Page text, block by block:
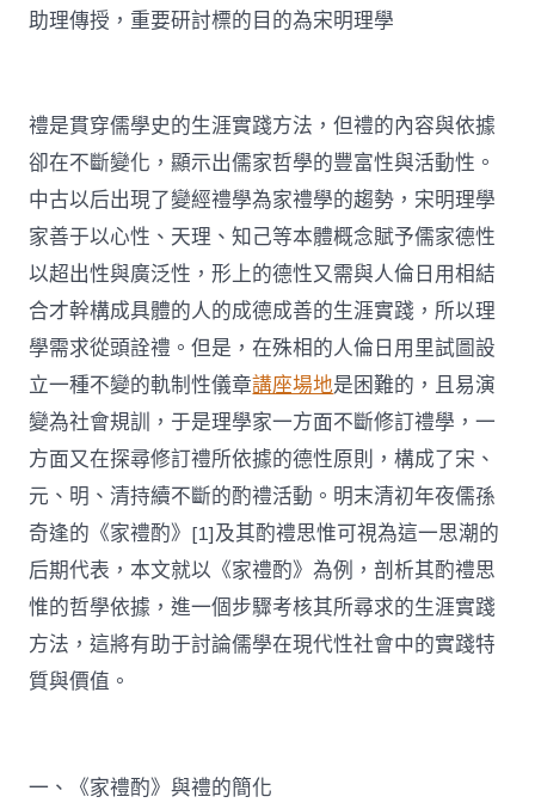
助理傳授，重要研討標的目的為宋明理學
禮是貫穿儒學史的生涯實踐方法，但禮的內容與依據
卻在不斷變化，顯示出儒家哲學的豐富性與活動性。
中古以后出現了變經禮學為家禮學的趨勢，宋明理學
家善于以心性、天理、知己等本體概念賦予儒家德性
以超出性與廣泛性，形上的德性又需與人倫日用相結
合才幹構成具體的人的成德成善的生涯實踐，所以理
學需求從頭詮禮。但是，在殊相的人倫日用里試圖設
立一種不變的軌制性儀章講座場地是困難的，且易演
變為社會規訓，于是理學家一方面不斷修訂禮學，一
方面又在探尋修訂禮所依據的德性原則，構成了宋、
元、明、清持續不斷的酌禮活動。明末清初年夜儒孫
奇逢的《家禮酌》[1]及其酌禮思惟可視為這一思潮的
后期代表，本文就以《家禮酌》為例，剖析其酌禮思
惟的哲學依據，進一個步驟考核其所尋求的生涯實踐
方法，這將有助于討論儒學在現代性社會中的實踐特
質與價值。
一、《家禮酌》與禮的簡化